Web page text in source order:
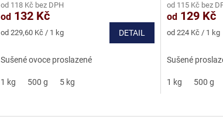
produktu
je
4,7
hvězdiček.
od 118 Kč bez DPH
od132 Kč
Měrná
od 229,60 Kč / 1 kg DETAIL
Sušené ovoce proslazené
1 kg 500 g 5 kg
produktu
je
4,5
hvězdiček.
od 115 Kč bez
od 129 Kč
Měrná
od 224 Kč / 1 kg
Sušené
1 kg 500 g